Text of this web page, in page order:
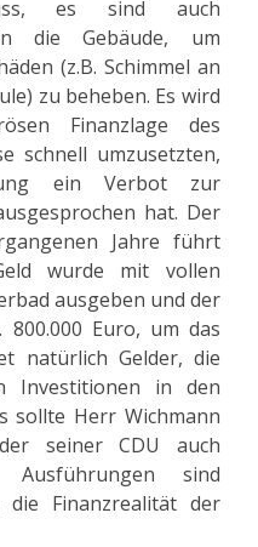
es sind auch
in die Gebäude, um
(z.B. Schimmel an
zu beheben. Es wird
Finanzlage des
schnell umzusetzten,
ein Verbot zur
hat. Der
Jahre führt
wurde mit vollen
ausgeben und der
800.000 Euro, um das
natürlich Gelder, die
Investitionen in den
sollte Herr Wichmann
seiner CDU auch
sind
Finanzrealität der